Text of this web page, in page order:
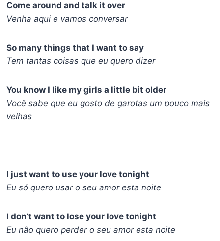
Come around and talk it over
Venha aqui e vamos conversar
So many things that I want to say
Tem tantas coisas que eu quero dizer
You know I like my girls a little bit older
Você sabe que eu gosto de garotas um pouco mais
velhas
I just want to use your love tonight
Eu só quero usar o seu amor esta noite
I don’t want to lose your love tonight
Eu não quero perder o seu amor esta noite